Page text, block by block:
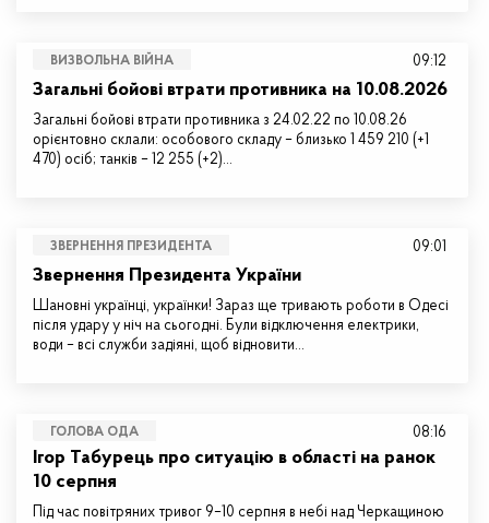
ВИЗВОЛЬНА ВІЙНА
Загальні бойові втрати противника на 10.08.2026
Загальні бойові втрати противника з 24.02.22 по 10.08.26
орієнтовно склали: особового складу – близько 1 459 210 (+1
470) осіб; танків – 12 255 (+2)…
09:12
ЗВЕРНЕННЯ ПРЕЗИДЕНТА
Звернення Президента України
Шановні українці, українки! Зараз ще тривають роботи в Одесі
після удару у ніч на сьогодні. Були відключення електрики,
води – всі служби задіяні, щоб відновити…
09:01
ГОЛОВА ОДА
Ігор Табурець про ситуацію в області на ранок
10 серпня
Під час повітряних тривог 9–10 серпня в небі над Черкащиною
08:16